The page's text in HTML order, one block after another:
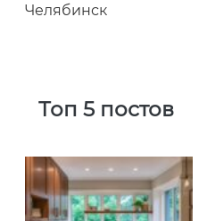
Челябинск
Топ 5 постов